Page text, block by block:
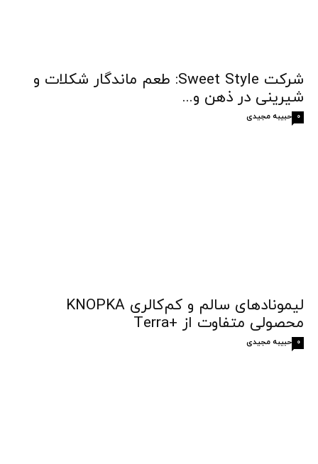
شرکت Sweet Style: طعم ماندگار شکلات و
شیرینی در ذهن و...
حبیبه مجیدی 0
لیمونادهای سالم و کم‌کالری KNOPKA
محصولی متفاوت از +Terra
حبیبه مجیدی 0